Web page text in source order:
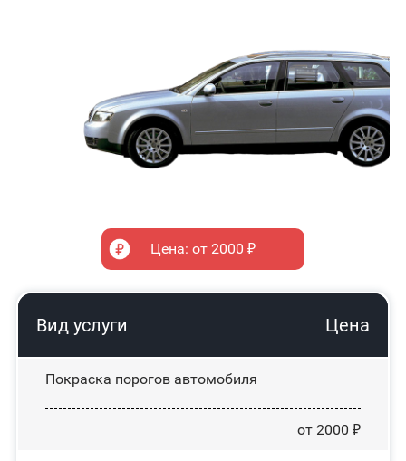
Цена: от 2000 ₽
Вид услуги Цена
Покраска порогов автомобиля
от 2000 ₽